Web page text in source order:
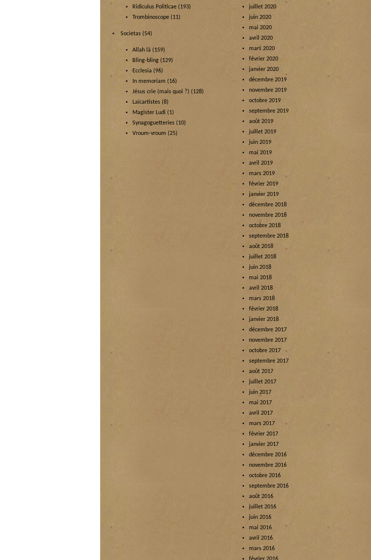
Ridiculus Politicae (193)
Trombinoscope (11)
Societas (54)
Allah là (159)
Bling-bling (129)
Ecclesia (96)
In memoriam (16)
Jésus crie (mais quoi ?) (128)
Laïcartistes (8)
Magister Ludi (1)
Synagoguetteries (10)
Vroum-vroum (25)
juillet 2020
juin 2020
mai 2020
avril 2020
mars 2020
février 2020
janvier 2020
décembre 2019
novembre 2019
octobre 2019
septembre 2019
août 2019
juillet 2019
juin 2019
mai 2019
avril 2019
mars 2019
février 2019
janvier 2019
décembre 2018
novembre 2018
octobre 2018
septembre 2018
août 2018
juillet 2018
juin 2018
mai 2018
avril 2018
mars 2018
février 2018
janvier 2018
décembre 2017
novembre 2017
octobre 2017
septembre 2017
août 2017
juillet 2017
juin 2017
mai 2017
avril 2017
mars 2017
février 2017
janvier 2017
décembre 2016
novembre 2016
octobre 2016
septembre 2016
août 2016
juillet 2016
juin 2016
mai 2016
avril 2016
mars 2016